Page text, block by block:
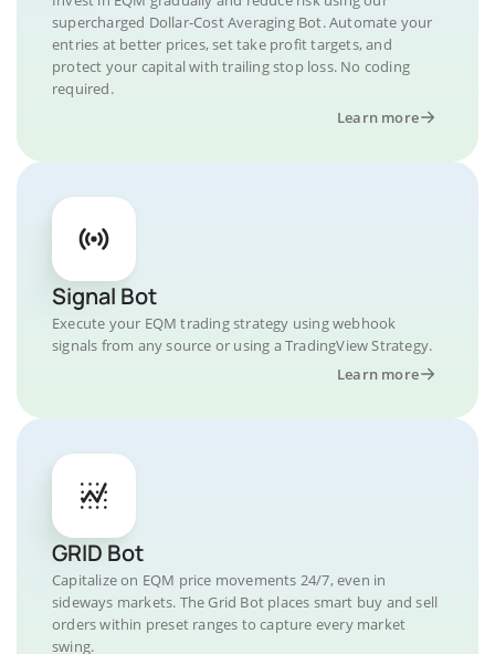
supercharged Dollar-Cost Averaging Bot. Automate your
entries at better prices, set take profit targets, and
protect your capital with trailing stop loss. No coding
required.
Learn more
Signal Bot
Execute your EQM trading strategy using webhook
signals from any source or using a TradingView Strategy.
Learn more
GRID Bot
Capitalize on EQM price movements 24/7, even in
sideways markets. The Grid Bot places smart buy and sell
orders within preset ranges to capture every market
swing.